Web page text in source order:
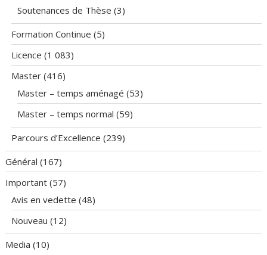
Soutenances de Thèse (3)
Formation Continue (5)
Licence (1 083)
Master (416)
Master – temps aménagé (53)
Master – temps normal (59)
Parcours d’Excellence (239)
Général (167)
Important (57)
Avis en vedette (48)
Nouveau (12)
Media (10)